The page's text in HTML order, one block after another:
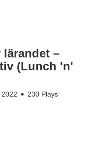
–
(Lunch 'n'
230 Plays